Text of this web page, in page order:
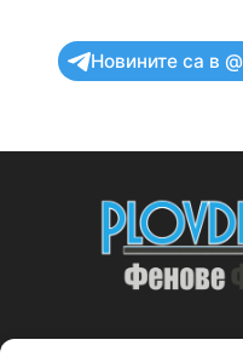
Новините са в